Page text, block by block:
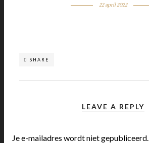
22 april 2022
SHARE
LEAVE A REPLY
Je e-mailadres wordt niet gepubliceerd.